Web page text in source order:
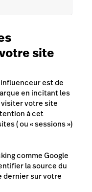
site
est de
en incitant les
votre site
à cet
( ou« sessions »)
comme Google
la source du
dernier sur votre